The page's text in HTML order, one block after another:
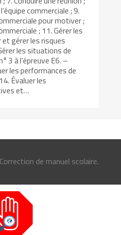
commerciale ; 9.
pour motiver ;
; 11. Gérer les
gérer les risques
les situations de
3 à l’épreuve E6. –
les performances de
Évaluer les
et…
Correction de manuel scolaire.